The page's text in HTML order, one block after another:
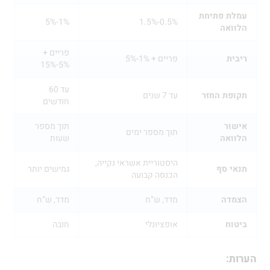
עמלת פתיחת
הלוואה
0.5%-1.5%
1%-5%
ריבית פריים + 1%-5%
פריים +
5%-15%
תקופת החזר עד 7 שנים
עד 60
חודשים
אישור
הלוואה
תוך מספר ימים
תוך מספר
שעות
תנאי סף
היסטוריית אשראי נקייה,
הכנסה קבועה
גמישים יותר
הצמדה מדד, ש”ח
מדד, ש”ח
ביטוח
אופציונלי חובה
הערות: